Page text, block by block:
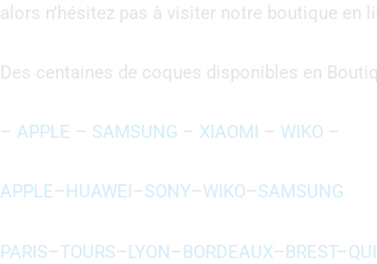
alors n’hésitez pas à visiter notre boutique en
Des centaines de coques disponibles en
– APPLE – SAMSUNG – XIAOMI – WIKO –
APPLE– HUAWEI –SONY–WIKO–SAMSUNG
PARIS–TOURS–LYON –BORDEAUX–BREST–